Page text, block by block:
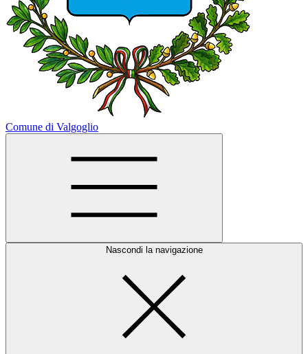
Comune di Valgoglio
Nascondi la navigazione